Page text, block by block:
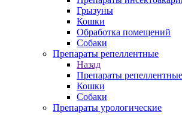
Грызуны
Кошки
Обработка помещений
Собаки
Препараты репеллентные
Назад
Препараты репеллентные
Кошки
Собаки
Препараты урологические